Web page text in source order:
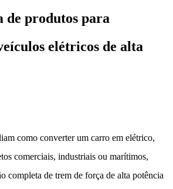
de produtos para
elétricos de alta
como converter um carro em elétrico,
comerciais, industriais ou marítimos,
completa de trem de força de alta potência